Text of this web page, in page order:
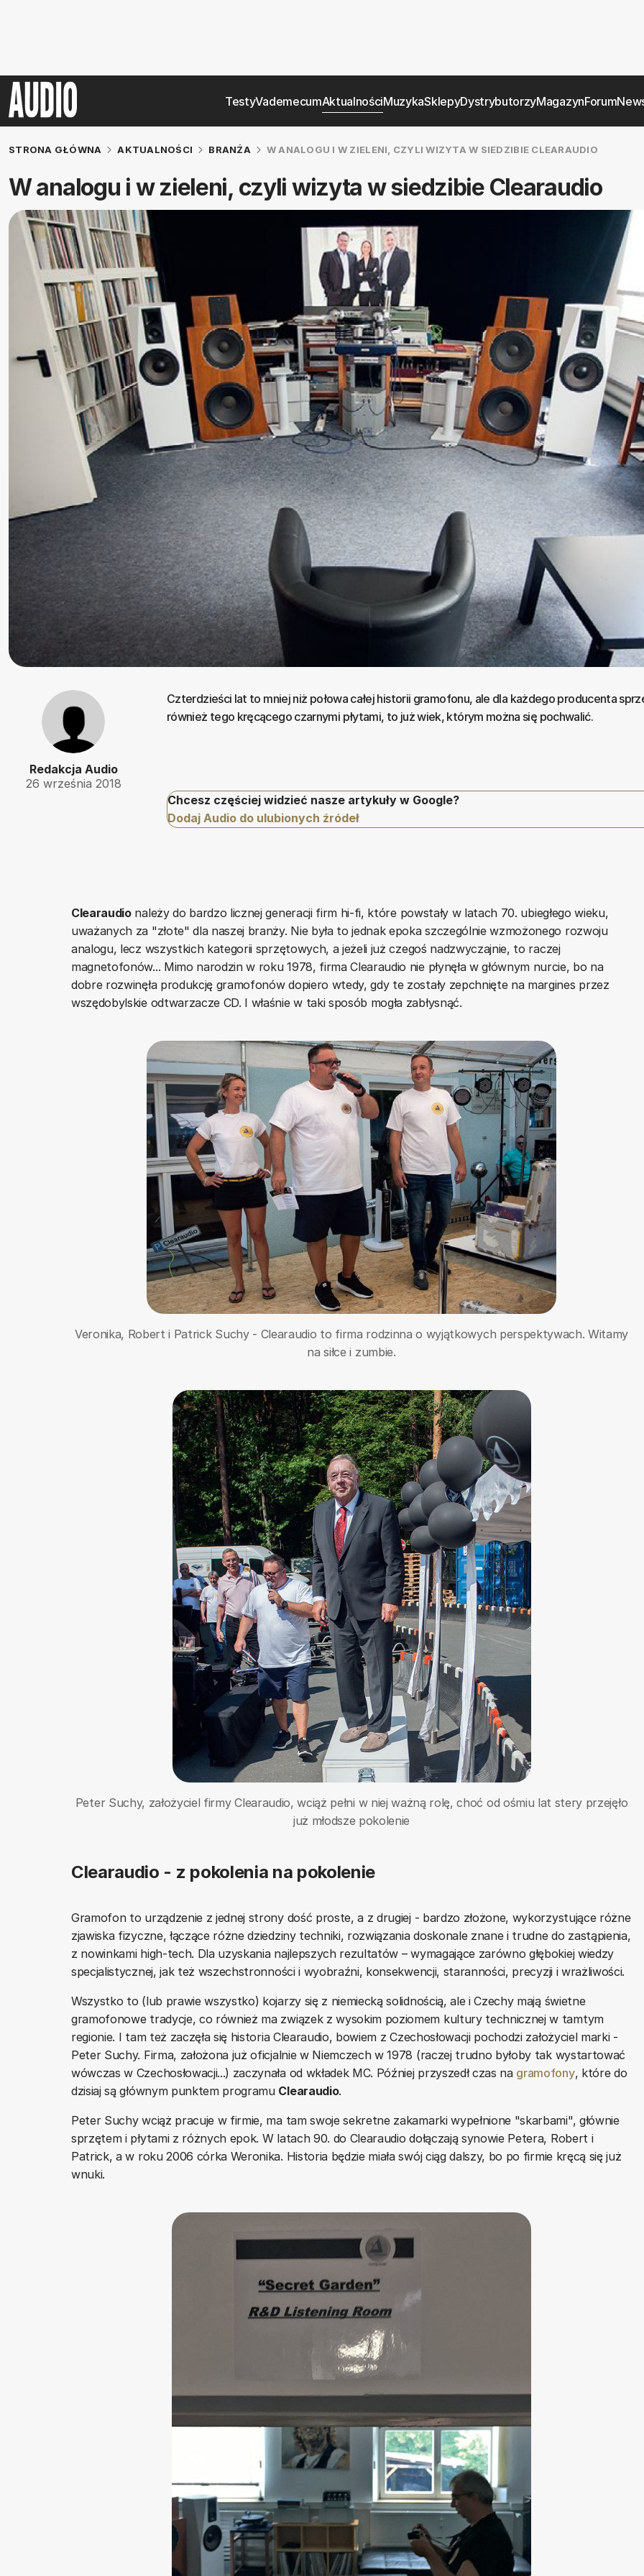
TestyVademecumAktualnościMuzykaSklepyDystrybutorzyMagazynForum
STRONA GŁÓWNA AKTUALNOŚCI BRANŻA W ANALOGU I W ZIELENI, CZYLI WIZYTA W SIEDZIBIE CLEARAUDIO
W analogu i w zieleni, czyli wizyta w siedzibie Clearaudio
Redakcja Audio
26 września 2018
Czterdzieści lat to mniej niż połowa całej historii gramofonu, ale dla każdego producenta
również tego kręcącego czarnymi płytami, to już wiek, którym można się pochwalić.
Chcesz częściej widzieć nasze artykuły w Google?
Dodaj Audio do ulubionych źródeł
Clearaudionależy do bardzo licznej generacji firm hi-fi, które powstały w latach 70. ubiegłego wieku,
uważanych za "złote" dla naszej branży. Nie była to jednak epoka szczególnie wzmożonego rozwoju
analogu, lecz wszystkich kategorii sprzętowych, a jeżeli już czegoś nadzwyczajnie, to raczej
magnetofonów... Mimo narodzin w roku 1978, firma Clearaudio nie płynęła w głównym nurcie, bo na
dobre rozwinęła produkcję gramofonów dopiero wtedy, gdy te zostały zepchnięte na margines przez
wszędobylskie odtwarzacze CD. I właśnie w taki sposób mogła zabłysnąć.
Veronika, Robert i Patrick Suchy - Clearaudio to firma rodzinna o wyjątkowych perspektywach. Witamy
na siłce i zumbie.
Peter Suchy, założyciel firmy Clearaudio, wciąż pełni w niej ważną rolę, choć od ośmiu lat stery przejęło
już młodsze pokolenie
Clearaudio - z pokolenia na pokolenie
Gramofon to urządzenie z jednej strony dość proste, a z drugiej - bardzo złożone, wykorzystujące różne
zjawiska fizyczne, łączące różne dziedziny techniki, rozwiązania doskonale znane i trudne do zastąpienia,
z nowinkami high-tech. Dla uzyskania najlepszych rezultatów – wymagające zarówno głębokiej wiedzy
specjalistycznej, jak też wszechstronności i wyobraźni, konsekwencji, staranności, precyzji i wrażliwości.
Wszystko to (lub prawie wszystko) kojarzy się z niemiecką solidnością, ale i Czechy mają świetne
gramofonowe tradycje, co również ma związek z wysokim poziomem kultury technicznej w tamtym
regionie. I tam też zaczęła się historia Clearaudio, bowiem z Czechosłowacji pochodzi założyciel marki -
Peter Suchy. Firma, założona już oficjalnie w Niemczech w 1978 (raczej trudno byłoby tak wystartować
wówczas w Czechosłowacji...) zaczynała od wkładek MC. Później przyszedł czas na gramofony, które do
dzisiaj są głównym punktem programu Clearaudio.
Peter Suchy wciąż pracuje w firmie, ma tam swoje sekretne zakamarki wypełnione "skarbami", głównie
sprzętem i płytami z różnych epok. W latach 90. do Clearaudio dołączają synowie Petera, Robert i
Patrick, a w roku 2006 córka Weronika. Historia będzie miała swój ciąg dalszy, bo po firmie kręcą się już
wnuki.